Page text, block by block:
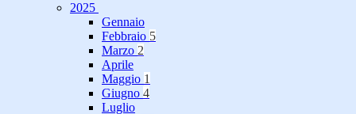
2025
Gennaio
Febbraio 5
Marzo 2
Aprile
Maggio 1
Giugno 4
Luglio